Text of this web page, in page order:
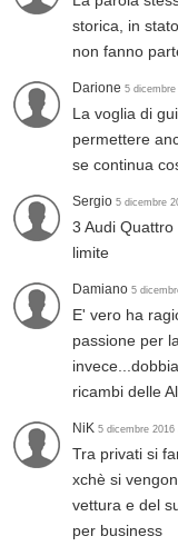
storica, in
non fanno
Darione 5
La voglia di
permettere
se continua
Sergio 5 dicembre
3 Audi
limite
Damiano 5
E' vero ha
passione per
ricambi delle
NiK 5 dicembre 2016
Tra privati si
xchè si
vettura e del
per business